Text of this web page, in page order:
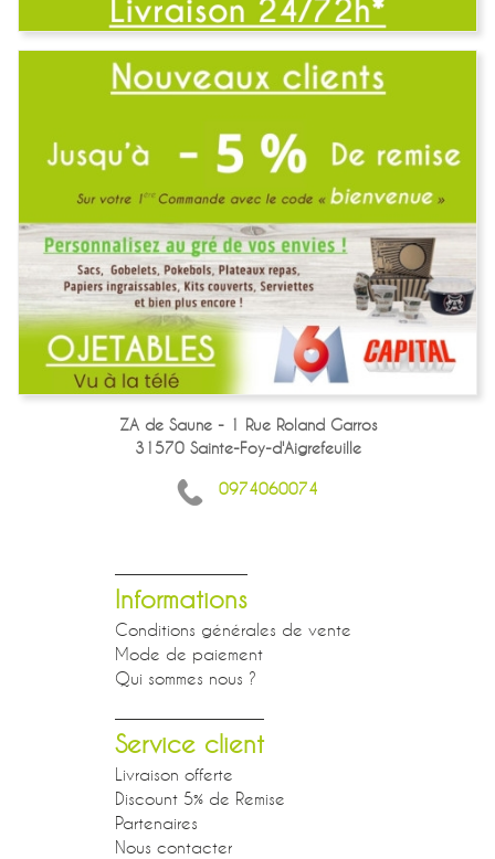
ZA de Saune - 1 Rue Roland Garros
31570 Sainte-Foy-d'Aigrefeuille
0974060074
Informations
Conditions générales de vente
Mode de paiement
Qui sommes nous ?
Service client
Livraison offerte
Discount 5% de Remise
Partenaires
Nous contacter